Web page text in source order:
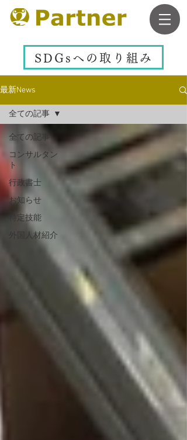
SDGsへの取り組み
最新News
全ての記事
コンサルタン
ト
行政書士
お知らせ
特定技能
外国人材紹介
全ての記事